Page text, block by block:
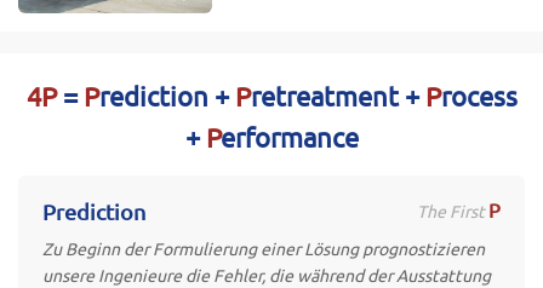
4P=Prediction +Pretreatment +Process
+Performance
The First P
Prediction
Zu Beginn der Formulierung einer Lösung prognostizieren
unsere Ingenieure die Fehler, die während der Ausstattung